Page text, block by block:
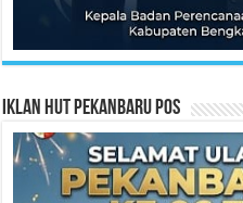
Iklan HUT Pekanbaru Pos